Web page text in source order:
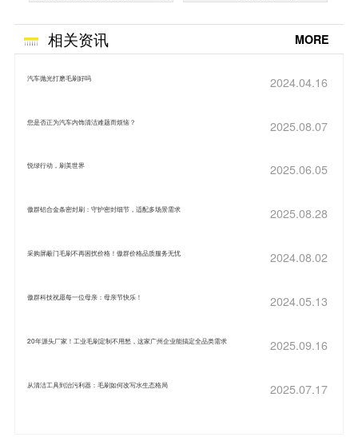
相关资讯 MORE
汽车抛光打磨毛刷好吗 2024.04.16
您是否正为汽车内饰清洁难题而烦恼？ 2025.08.07
悦绿行动，刷美世界 2025.06.05
傲群铝合金条密封刷：守护密封细节，适配多场景需求​ 2025.08.28
采购屏蔽门毛刷不再困扰价格！傲群价格品质服务无忧 2024.08.02
傲群科技祝愿每一位母亲：母亲节快乐！ 2024.05.13
20年源头厂家！工业毛刷定制不用愁，这家广州企业能搞定全品类需求 2025.09.16
从清洁工具到治污利器：毛刷如何改写水生态格局 2025.07.17